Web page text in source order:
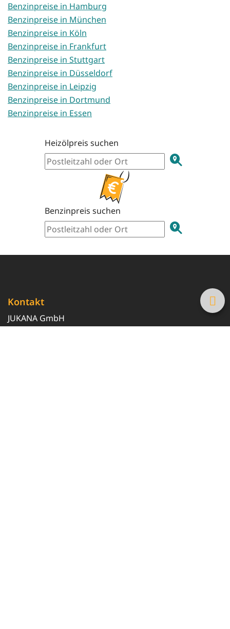
Benzinpreise in Hamburg
Benzinpreise in München
Benzinpreise in Köln
Benzinpreise in Frankfurt
Benzinpreise in Stuttgart
Benzinpreise in Düsseldorf
Benzinpreise in Leipzig
Benzinpreise in Dortmund
Benzinpreise in Essen
Heizölpreis suchen
Benzinpreis suchen
Kontakt
JUKANA GmbH